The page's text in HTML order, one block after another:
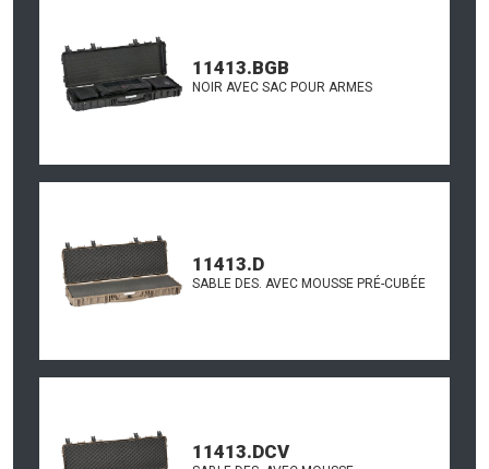
11413.BGB
NOIR AVEC SAC POUR ARMES
11413.D
SABLE DES. AVEC MOUSSE PRÉ-CUBÉE
11413.DCV